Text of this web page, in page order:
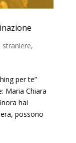
straniere,
per te”
Maria Chiara
hai
possono